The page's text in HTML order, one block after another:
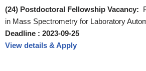
(24) Postdoctoral Fellowship Vacancy:
in Mass Spectrometry for Laboratory
Deadline : 2023-09-25
View details & Apply